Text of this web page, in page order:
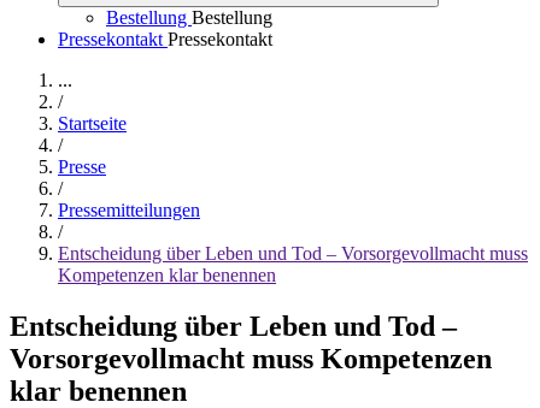
Bestellung Bestellung
Pressekontakt Pressekontakt
...
/
Startseite
/
Presse
/
Pressemitteilungen
/
Entscheidung über Leben und Tod – Vorsorgevollmacht muss
Kompetenzen klar benennen
Entscheidung über Leben und Tod –
Vorsorgevollmacht muss Kompetenzen
klar benennen